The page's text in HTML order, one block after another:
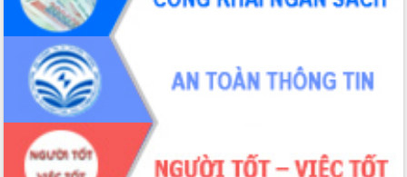
Phó Chủ tịch Thường trực UBND tỉnh
Hồ Thị Nguyên Thảo làm việc tại Trung
tâm Phục vụ hành chính công xã Ea
Phê
Xây dựng nền hành chính số đồng
hành cùng nông dân dân, doanh nghiệp
Giai đoạn 2026-2030, Đắk Lắk phấn
đấu có 77% xã đạt chuẩn nông thôn
mới